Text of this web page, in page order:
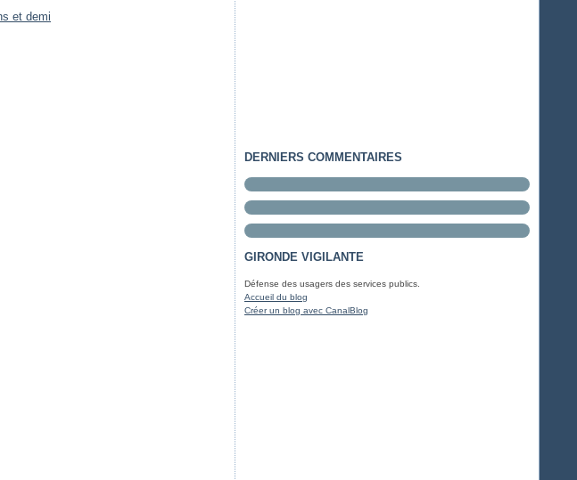
DERNIERS COMMENTAIRES
GIRONDE VIGILANTE
Défense des usagers des services publics.
Accueil du blog
Créer un blog avec CanalBlog